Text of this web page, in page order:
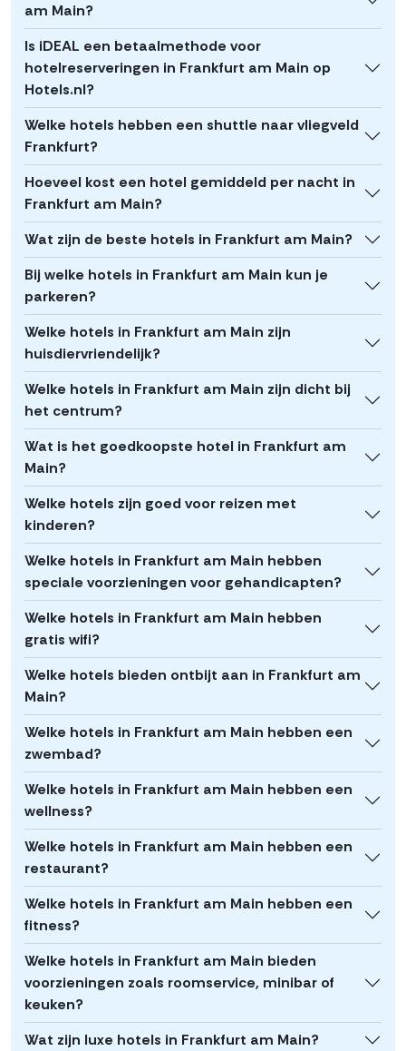
am Main?
Is iDEAL een betaalmethode voor
hotelreserveringen in Frankfurt am Main op
Hotels.nl?
Welke hotels hebben een shuttle naar vliegveld
Frankfurt?
Hoeveel kost een hotel gemiddeld per nacht in
Frankfurt am Main?
Wat zijn de beste hotels in Frankfurt am Main?
Bij welke hotels in Frankfurt am Main kun je
parkeren?
Welke hotels in Frankfurt am Main zijn
huisdiervriendelijk?
Welke hotels in Frankfurt am Main zijn dicht bij
het centrum?
Wat is het goedkoopste hotel in Frankfurt am
Main?
Welke hotels zijn goed voor reizen met
kinderen?
Welke hotels in Frankfurt am Main hebben
speciale voorzieningen voor gehandicapten?
Welke hotels in Frankfurt am Main hebben
gratis wifi?
Welke hotels bieden ontbijt aan in Frankfurt am
Main?
Welke hotels in Frankfurt am Main hebben een
zwembad?
Welke hotels in Frankfurt am Main hebben een
wellness?
Welke hotels in Frankfurt am Main hebben een
restaurant?
Welke hotels in Frankfurt am Main hebben een
fitness?
Welke hotels in Frankfurt am Main bieden
voorzieningen zoals roomservice, minibar of
keuken?
Wat zijn luxe hotels in Frankfurt am Main?